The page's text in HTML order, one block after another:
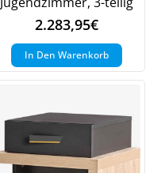
2.283,95€
In Den Warenkorb